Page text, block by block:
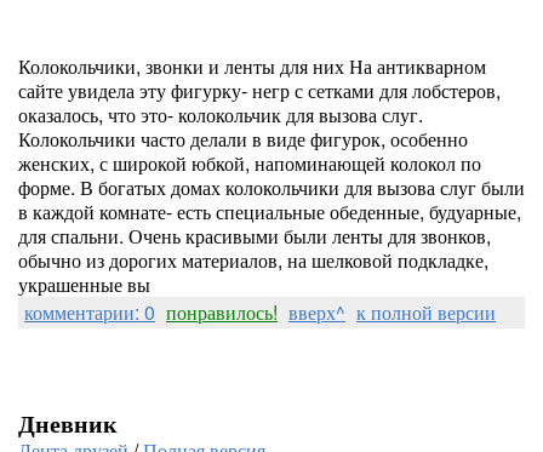
Колокольчики, звонки и ленты для них На антикварном
сайте увидела эту фигурку- негр с сетками для лобстеров,
оказалось, что это- колокольчик для вызова слуг.
Колокольчики часто делали в виде фигурок, особенно
женских, с широкой юбкой, напоминающей колокол по
форме. В богатых домах колокольчики для вызова слуг были
в каждой комнате- есть специальные обеденные, будуарные,
для спальни. Очень красивыми были ленты для звонков,
обычно из дорогих материалов, на шелковой подкладке,
украшенные вы
комментарии: 0 понравилось! вверх^ к полной версии
Дневник